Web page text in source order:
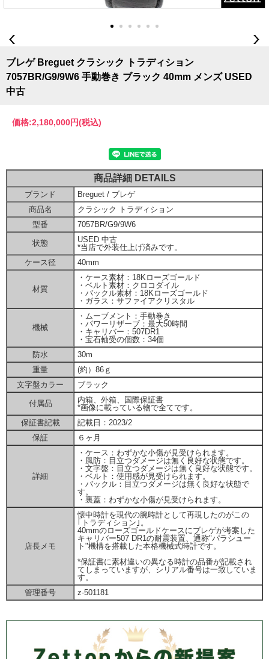
ブレゲ Breguet クラシック トラディション
7057BR/G9/9W6 手動巻き ブラック 40mm メンズ USED
中古
価格:2,180,000円(税込)
商品詳細 DETAILS
ブランド
Breguet / ブレゲ
商品名
クラシック トラディション
型番
7057BR/G9/9W6
状態
USED 中古
*当店で外装仕上げ済みです。
ケース径
40mm
材質
・ケース素材：18Kローズゴールド
・ベルト素材：クロコダイル
・バックル素材：18Kローズゴールド
・ガラス：サファイアクリスタル
機械
・ムーブメント：手動巻き
・パワーリザーブ：最大50時間
・キャリバー：507DR1
・宝石軸受の個数：34個
防水
30m
重量
(約）86ｇ
文字盤カラー
ブラック
付属品
内箱、外箱、国際保証書
*画像に載っている物で全てです。
保証書記載
記載日：2023/2
保証
６ヶ月
詳細
・ケース：わずかな小傷が見受けられます。
・風防：目立つダメージは無く良好な状態です。
・文字盤：目立つダメージは無く良好な状態です。
・ベルト：使用感が見受けられます。
・バックル：目立つダメージは無く良好な状態で
す。
・裏蓋：わずかな小傷が見受けられます。
店長メモ
懐中時計を現代の腕時計として再現したのがこの
｢トラディション｣。
40mmのローズゴールドケースにブレゲが考案した
キャリバー507 DR1の耐震装置、通称"パラシュー
ト"機構を搭載した本格機械式時計です。
*保証書に素材違いの異なる時計の品番が記載され
てしまっていますが、シリアル番号は一致していま
す。
管理番号
z-501181